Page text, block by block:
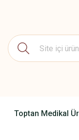
Toptan Medikal